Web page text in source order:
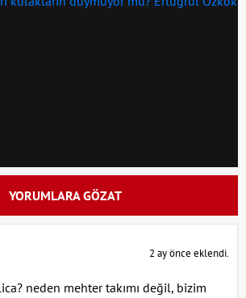
YORUMLARA GÖZAT
2 ay önce eklendi.
neden mehter takımı değil, bizim